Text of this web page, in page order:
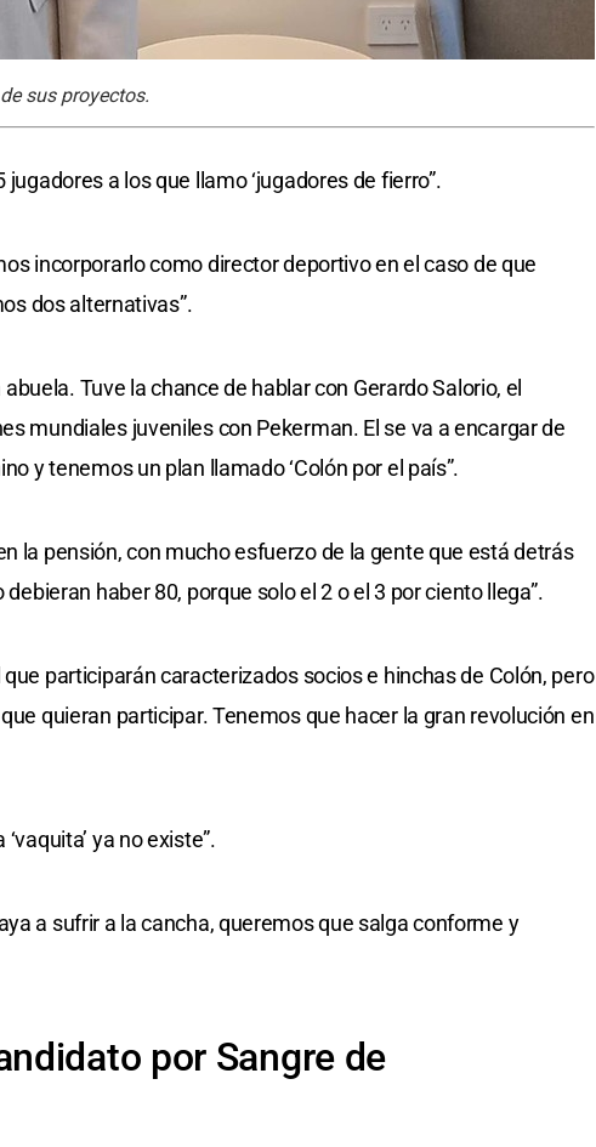
sus proyectos.
a los que llamo ‘jugadores de fierro”.
incorporarlo como director deportivo en el caso de que
dos alternativas”.
Tuve la chance de hablar con Gerardo Salorio, el
mundiales juveniles con Pekerman. El se va a encargar de
y tenemos un plan llamado ‘Colón por el país”.
la pensión, con mucho esfuerzo de la gente que está detrás
haber 80, porque solo el 2 o el 3 por ciento llega”.
participarán caracterizados socios e hinchas de Colón, pero
quieran participar. Tenemos que hacer la gran revolución en
ya no existe”.
a sufrir a la cancha, queremos que salga conforme y
por Sangre de